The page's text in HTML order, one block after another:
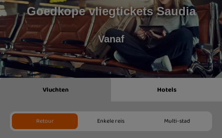
Goedkope vliegtickets Saudia
Vanaf